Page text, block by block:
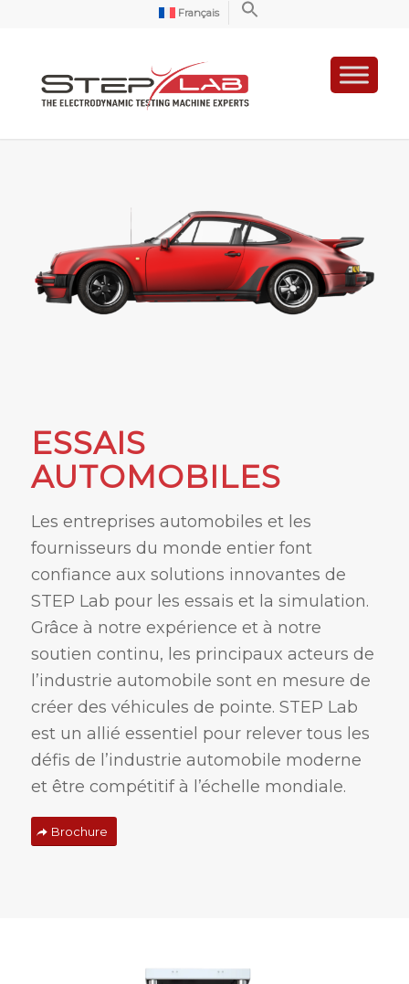
Français
ESSAIS
AUTOMOBILES
Les entreprises automobiles et les
fournisseurs du monde entier font
confiance aux solutions innovantes de
STEP Lab pour les essais et la simulation.
Grâce à notre expérience et à notre
soutien continu, les principaux acteurs de
l’industrie automobile sont en mesure de
créer des véhicules de pointe. STEP Lab
est un allié essentiel pour relever tous les
défis de l’industrie automobile moderne
et être compétitif à l’échelle mondiale.
Brochure